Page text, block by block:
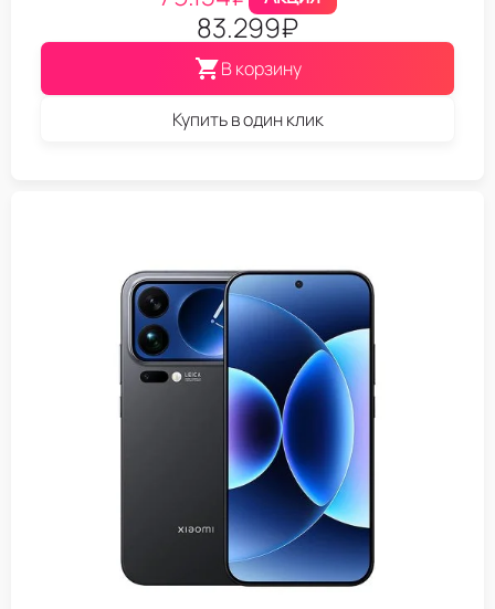
83.299₽
В корзину
Купить в один клик